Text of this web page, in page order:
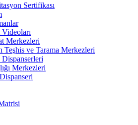
Sertifikası
Merkezleri
Teşhis ve Tarama Merkezleri
Dispanserleri
Merkezleri